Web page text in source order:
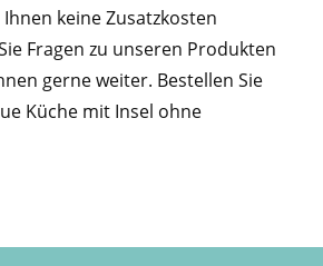
keine Zusatzkosten
Fragen zu unseren Produkten
gerne weiter. Bestellen Sie
Küche mit Insel ohne